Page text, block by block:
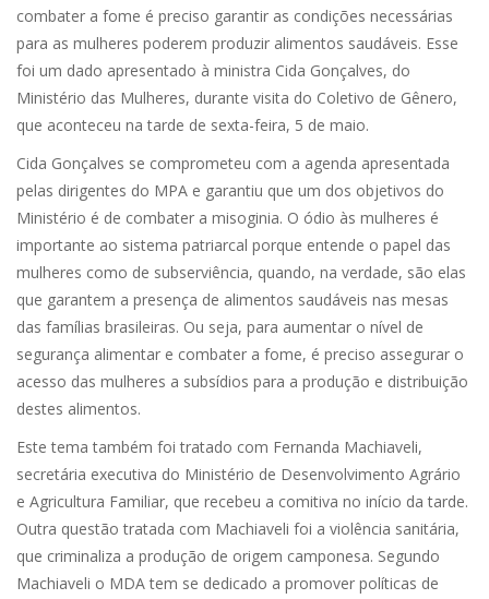
combater a fome é preciso garantir as condições necessárias
para as mulheres poderem produzir alimentos saudáveis. Esse
foi um dado apresentado à ministra Cida Gonçalves, do
Ministério das Mulheres, durante visita do Coletivo de Gênero,
que aconteceu na tarde de sexta-feira, 5 de maio.
Cida Gonçalves se comprometeu com a agenda apresentada
pelas dirigentes do MPA e garantiu que um dos objetivos do
Ministério é de combater a misoginia. O ódio às mulheres é
importante ao sistema patriarcal porque entende o papel das
mulheres como de subserviência, quando, na verdade, são elas
que garantem a presença de alimentos saudáveis nas mesas
das famílias brasileiras. Ou seja, para aumentar o nível de
segurança alimentar e combater a fome, é preciso assegurar o
acesso das mulheres a subsídios para a produção e distribuição
destes alimentos.
Este tema também foi tratado com Fernanda Machiaveli,
secretária executiva do Ministério de Desenvolvimento Agrário
e Agricultura Familiar, que recebeu a comitiva no início da tarde.
Outra questão tratada com Machiaveli foi a violência sanitária,
que criminaliza a produção de origem camponesa. Segundo
Machiaveli o MDA tem se dedicado a promover políticas de